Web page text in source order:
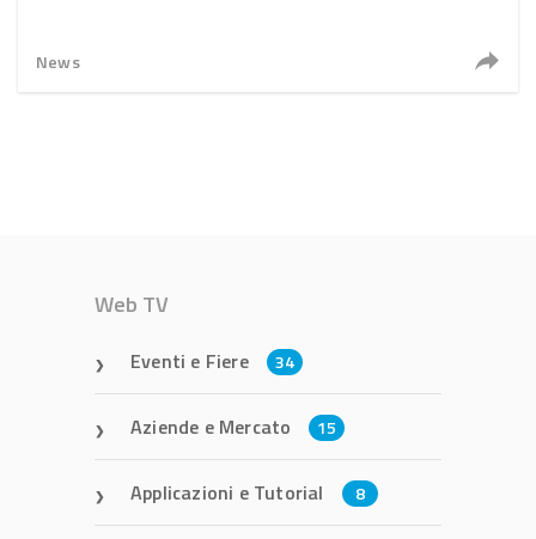
News
Web TV
Eventi e Fiere 34
Aziende e Mercato 15
Applicazioni e Tutorial 8